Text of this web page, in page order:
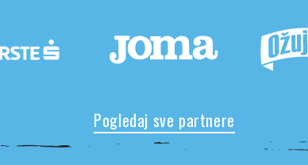
Pogledaj sve partnere